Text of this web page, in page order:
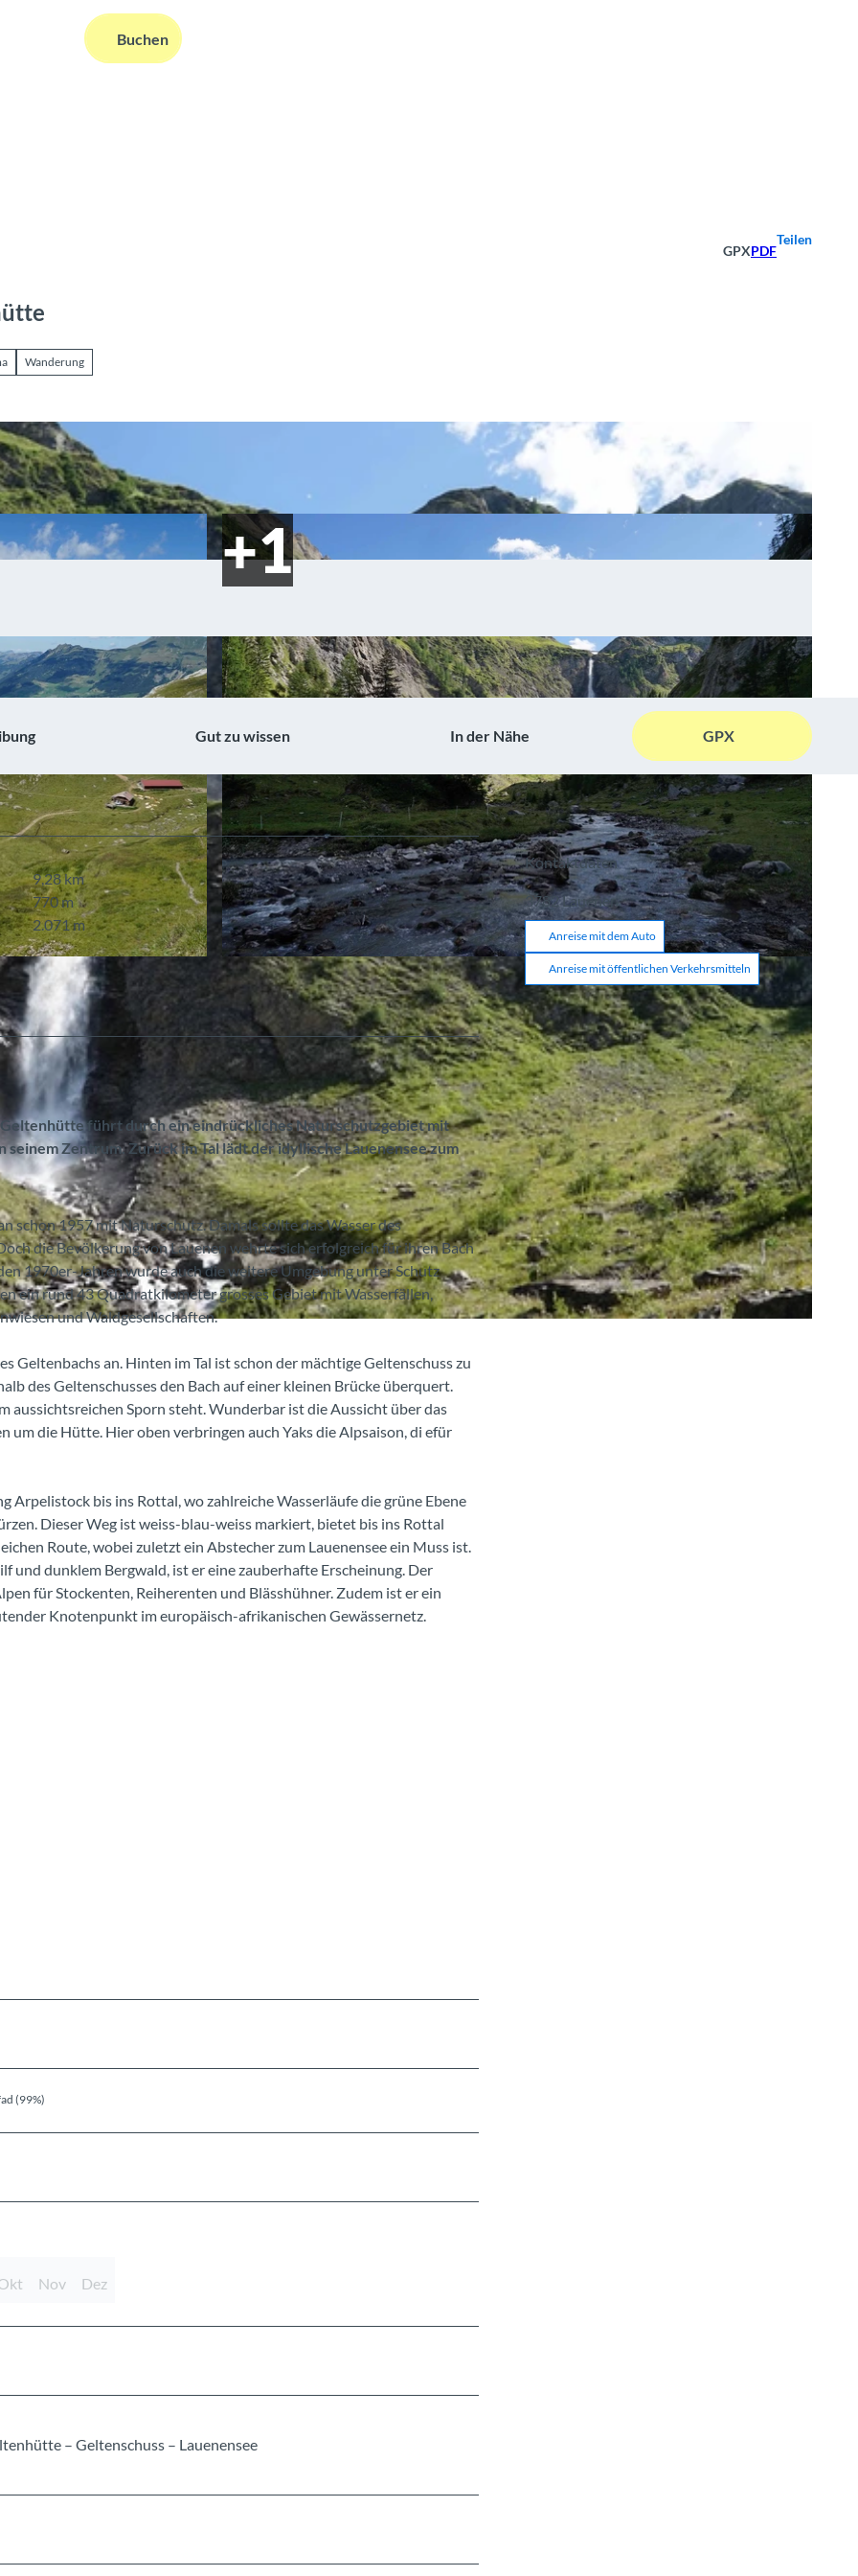
Suche Buchen
GPXPDF
Teilen
Wanderung
© Fredy Joss, Fredy Joss
Gut zu wissen In der Nähe GPX
9,28 km
770 m
2.071 m
führt durch ein eindrückliches Naturschutzgebiet mit
Zentrum. Zurück im Tal lädt der idyllische Lauenensee zum
schon 1957 mit Naturschutz. Damals sollte das Wasser des
die Bevölkerung von Lauenen wehrte sich erfolgreich für ihren Bach
1970er-Jahren wurde auch die weitere Umgebung unter Schutz
ein rund 43 Quadratkilometer grosses Gebiet mit Wasserfällen,
und Waldgesellschaften.
Geltenbachs an. Hinten im Tal ist schon der mächtige Geltenschuss zu
des Geltenschusses den Bach auf einer kleinen Brücke überquert.
aussichtsreichen Sporn steht. Wunderbar ist die Aussicht über das
um die Hütte. Hier oben verbringen auch Yaks die Alpsaison, di efür
bis ins Rottal, wo zahlreiche Wasserläufe die grüne Ebene
Dieser Weg ist weiss-blau-weiss markiert, bietet bis ins Rottal
Route, wobei zuletzt ein Abstecher zum Lauenensee ein Muss ist.
und dunklem Bergwald, ist er eine zauberhafte Erscheinung. Der
für Stockenten, Reiherenten und Blässhühner. Zudem ist er ein
Knotenpunkt im europäisch-afrikanischen Gewässernetz.
(99%)
Nov Dez
– Geltenschuss – Lauenensee
Kontaktdaten
3782Lauenen
Anreise mit dem Auto
Anreise mit öffentlichen Verkehrsmitteln